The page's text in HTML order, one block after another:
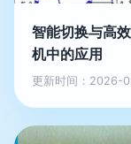
智能切换与高
机中的应用
更新时间：2026-